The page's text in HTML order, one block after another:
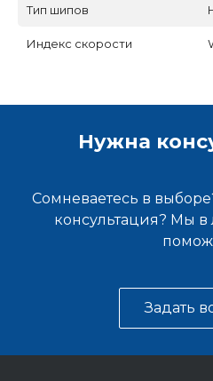
Тип шипов
Индекс скорости
Нужна
Сомневаетесь в
консультация? Мы
Задать